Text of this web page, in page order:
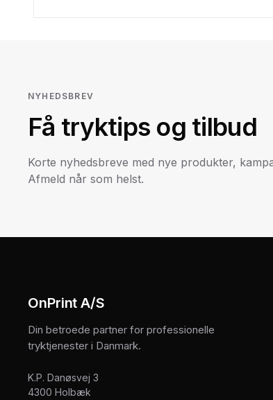
NYHEDSBREV
Få tryktips og tilbud
Korte nyhedsbreve med nye produkter,
Afmeld når som helst.
OnPrint A/S
Din betroede partner for professionelle
tryktjenester i Danmark.
K.P. Danøsvej 3
4300 Holbæk